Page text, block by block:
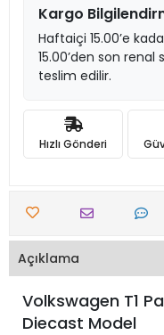
Kargo
Haftaiçi 15.00’e
15.00’den son
teslim edilir.
Hızlı Gönderi
Açıklama
Volkswagen T1
Diecast Model